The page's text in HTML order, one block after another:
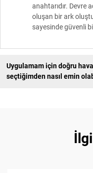
anahtarıdır. Devre
oluşan bir ark
sayesinde güvenli
Uygulamam için doğru
seçtiğimden nasıl emin